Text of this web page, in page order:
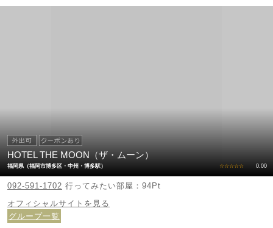
HOTEL THE MOON（ザ・ムーン）
福岡県（福岡市博多区・中州・博多駅） ☆☆☆☆☆ 0.00
092-591-1702 行ってみたい部屋：94Pt
オフィシャルサイトを見る
グループ一覧